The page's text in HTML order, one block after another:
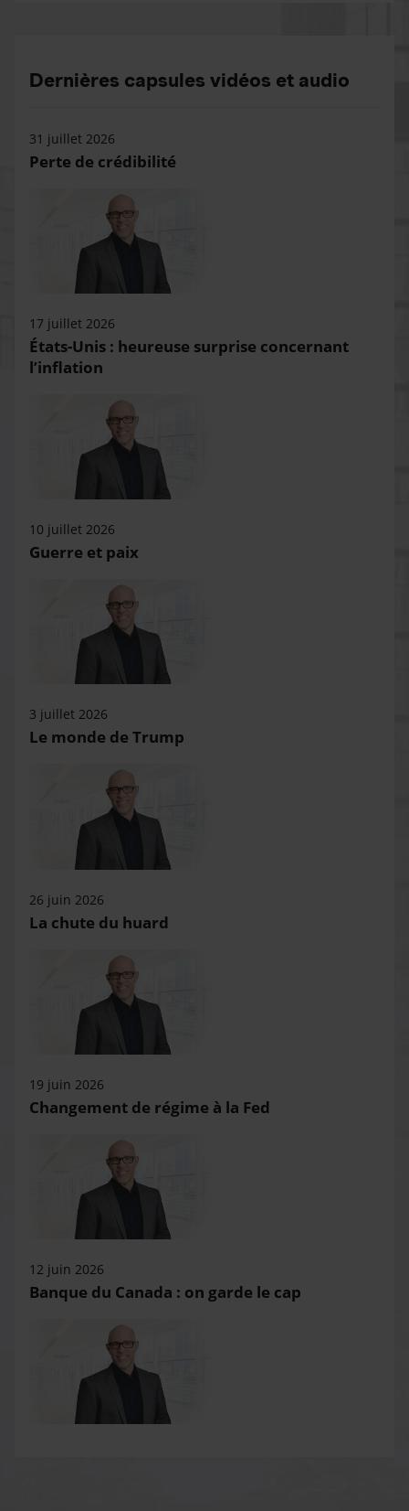
Dernières capsules vidéos et audio
31 juillet 2026
Perte de crédibilité
17 juillet 2026
États-Unis : heureuse surprise concernant
l’inflation
10 juillet 2026
Guerre et paix
3 juillet 2026
Le monde de Trump
26 juin 2026
La chute du huard
19 juin 2026
Changement de régime à la Fed
12 juin 2026
Banque du Canada : on garde le cap